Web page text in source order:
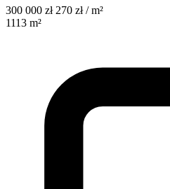
300 000 zł 270 zł / m²
1113 m²